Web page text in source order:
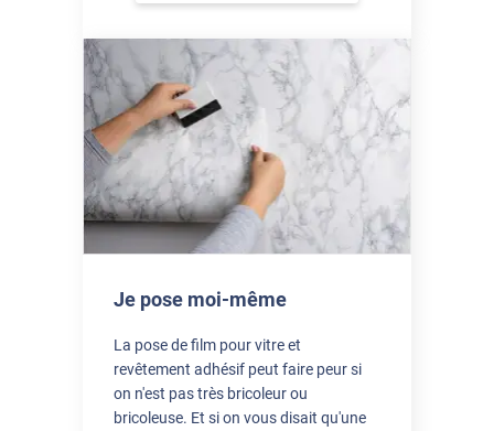
Je pose moi-même
La pose de film pour vitre et
revêtement adhésif peut faire peur si
on n'est pas très bricoleur ou
bricoleuse. Et si on vous disait qu'une